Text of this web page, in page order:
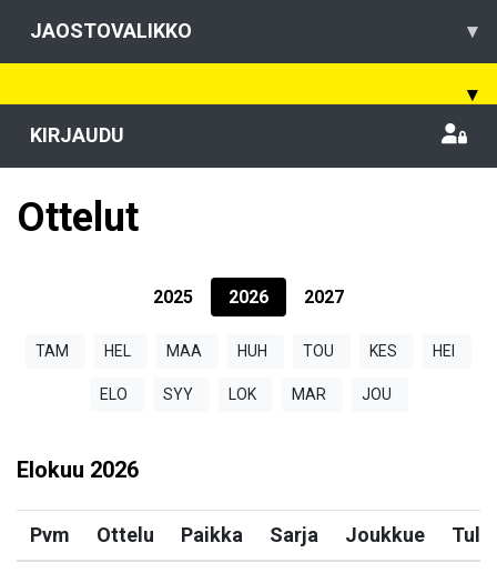
JAOSTOVALIKKO ▾
▾
KIRJAUDU
Ottelut
2025 2026 2027
TAM HEL MAA HUH TOU KES HEI
ELO SYY LOK MAR JOU
Elokuu 2026
Pvm Ottelu Paikka Sarja Joukkue